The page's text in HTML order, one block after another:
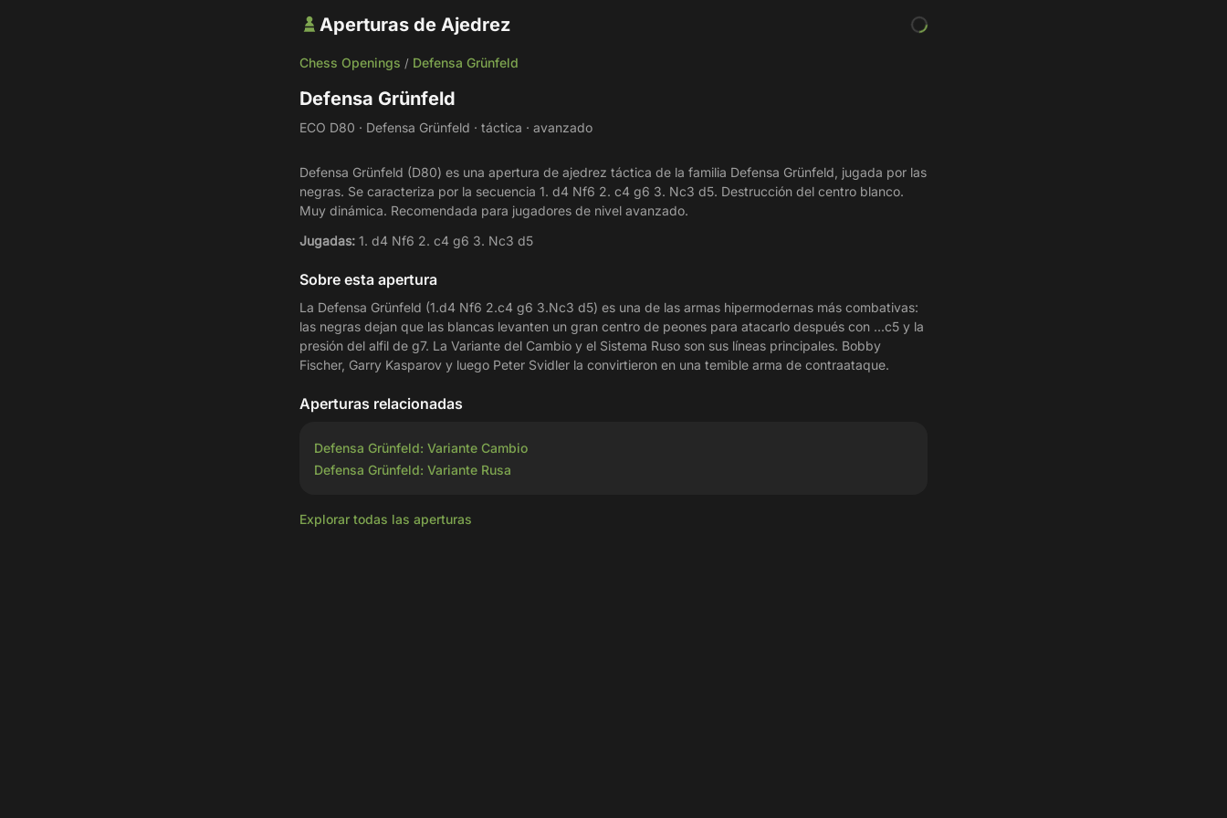
Aperturas de Ajedrez
Chess Openings / Defensa Grünfeld
Defensa Grünfeld
ECO D80 · Defensa Grünfeld · táctica · avanzado
Defensa Grünfeld (D80) es una apertura de ajedrez táctica de la familia Defensa Grünfeld, jugada por las
negras. Se caracteriza por la secuencia 1. d4 Nf6 2. c4 g6 3. Nc3 d5. Destrucción del centro blanco.
Muy dinámica. Recomendada para jugadores de nivel avanzado.
Jugadas: 1. d4 Nf6 2. c4 g6 3. Nc3 d5
Sobre esta apertura
La Defensa Grünfeld (1.d4 Nf6 2.c4 g6 3.Nc3 d5) es una de las armas hipermodernas más combativas:
las negras dejan que las blancas levanten un gran centro de peones para atacarlo después con ...c5 y la
presión del alfil de g7. La Variante del Cambio y el Sistema Ruso son sus líneas principales. Bobby
Fischer, Garry Kasparov y luego Peter Svidler la convirtieron en una temible arma de contraataque.
Aperturas relacionadas
Defensa Grünfeld: Variante Cambio
Defensa Grünfeld: Variante Rusa
Explorar todas las aperturas